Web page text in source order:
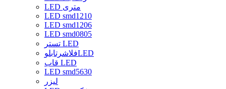
LED متری
LED smd1210
LED smd1206
LED smd0805
تستر LED
فلاشرتابلوLED
قاب LED
LED smd5630
لیزر